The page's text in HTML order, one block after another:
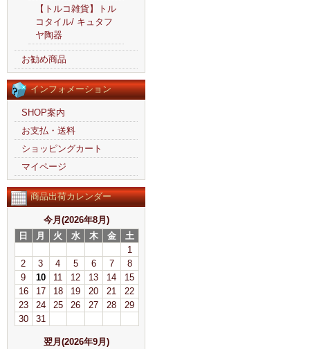
【トルコ雑貨】トル
コタイル/ キュタフ
ヤ陶器
お勧め商品
インフォメーション
SHOP案内
お支払・送料
ショッピングカート
マイページ
商品出荷カレンダー
今月(2026年8月)
日
月 火 水 木 金
土
1
2
3 4 5 6 7
8
9
10 11 12 13 14
15
16
17 18 19 20 21
22
23
24 25 26 27 28
29
30
31
翌月(2026年9月)